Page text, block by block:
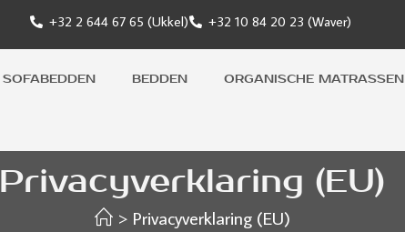
+32 2 644 67 65 (Ukkel) +32 10 84 20 23 (Waver)
SOFABEDDEN BEDDEN ORGANISCHE MATRASSEN
Privacyverklaring (EU)
> Privacyverklaring (EU)